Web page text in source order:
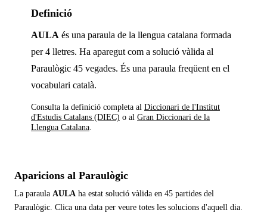
Definició
AULA és una paraula de la llengua catalana formada
per 4 lletres. Ha aparegut com a solució vàlida al
Paraulògic 45 vegades. És una paraula freqüent en el
vocabulari català.
Consulta la definició completa al Diccionari de l'Institut
d'Estudis Catalans (DIEC) o al Gran Diccionari de la
Llengua Catalana
Aparicions al Paraulògic
La paraula AULA ha estat solució vàlida en 45 partides del
Paraulògic. Clica una data per veure totes les solucions d'aquell dia.